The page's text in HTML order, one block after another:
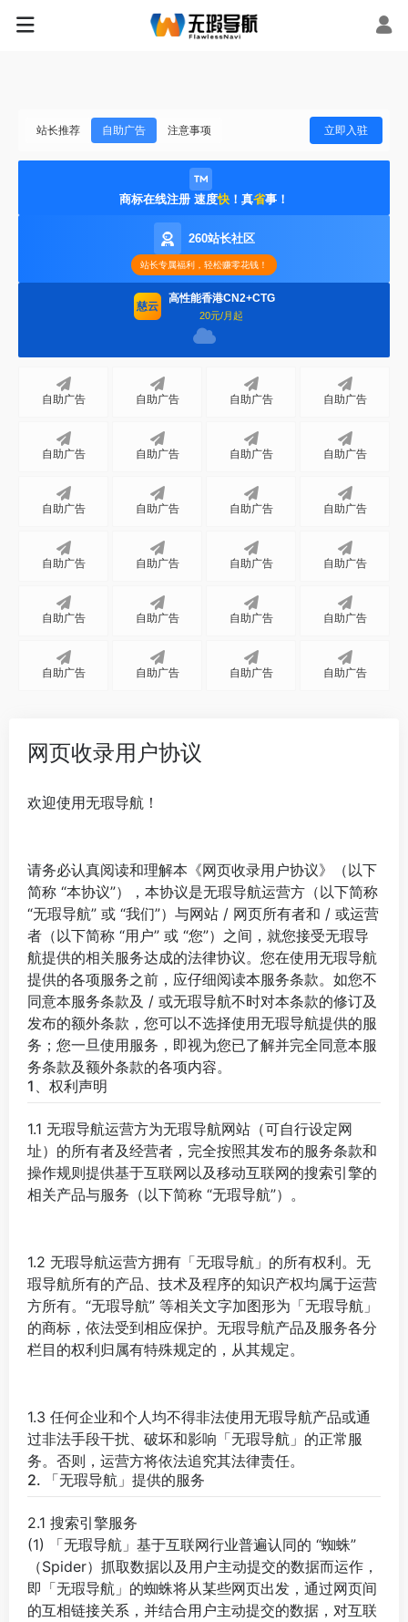
站长推荐 自助广告 注意事项 立即入驻
商标在线注册 速度快 ！真省事！
260站长社区
站长专属福利，轻松赚零花钱！
慈云
高性能香港CN2+CTG
20元/月起
自助广告 自助广告 自助广告 自助广告
自助广告 自助广告 自助广告 自助广告
自助广告 自助广告 自助广告 自助广告
自助广告 自助广告 自助广告 自助广告
自助广告 自助广告 自助广告 自助广告
自助广告 自助广告 自助广告 自助广告
网页收录用户协议
欢迎使用无瑕导航！
请务必认真阅读和理解本《网页收录用户协议》（以下
简称 “本协议”），本协议是无瑕导航运营方（以下简称
“无瑕导航” 或 “我们”）与网站 / 网页所有者和 / 或运营
者（以下简称 “用户” 或 “您”）之间，就您接受无瑕导
航提供的相关服务达成的法律协议。您在使用无瑕导航
提供的各项服务之前，应仔细阅读本服务条款。如您不
同意本服务条款及 / 或无瑕导航不时对本条款的修订及
发布的额外条款，您可以不选择使用无瑕导航提供的服
务；您一旦使用服务，即视为您已了解并完全同意本服
务条款及额外条款的各项内容。
1、权利声明
1.1 无瑕导航运营方为无瑕导航网站（可自行设定网
址）的所有者及经营者，完全按照其发布的服务条款和
操作规则提供基于互联网以及移动互联网的搜索引擎的
相关产品与服务（以下简称 “无瑕导航”）。
1.2 无瑕导航运营方拥有「无瑕导航」的所有权利。无
瑕导航所有的产品、技术及程序的知识产权均属于运营
方所有。“无瑕导航” 等相关文字加图形为「无瑕导航」
的商标，依法受到相应保护。无瑕导航产品及服务各分
栏目的权利归属有特殊规定的，从其规定。
1.3 任何企业和个人均不得非法使用无瑕导航产品或通
过非法手段干扰、破坏和影响「无瑕导航」的正常服
务。否则，运营方将依法追究其法律责任。
2. 「无瑕导航」提供的服务
2.1 搜索引擎服务
(1) 「无瑕导航」基于互联网行业普遍认同的 “蜘蛛”
（Spider）抓取数据以及用户主动提交的数据而运作，
即「无瑕导航」的蜘蛛将从某些网页出发，通过网页间
的互相链接关系，并结合用户主动提交的数据，对互联